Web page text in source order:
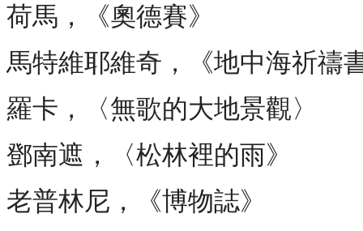
荷馬，《奧德賽》
馬特維耶維奇，《地中海祈禱
羅卡，〈無歌的大地景觀〉
鄧南遮，〈松林裡的雨》
老普林尼，《博物誌》